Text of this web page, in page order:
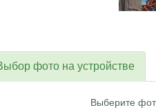
фото на устройстве
Выберите